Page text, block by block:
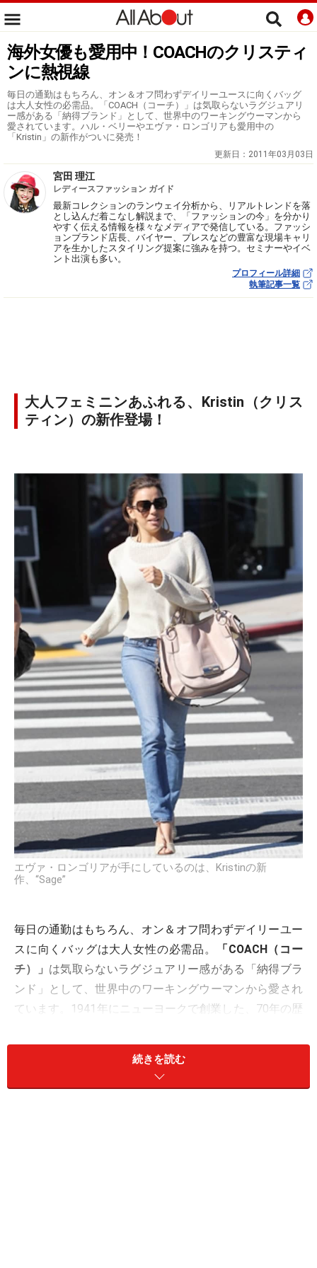
海外女優も愛用中！COACHのクリスティ
ンに熱視線
毎日の通勤はもちろん、オン＆オフ問わずデイリーユースに向くバッグ
は大人女性の必需品。「COACH（コーチ）」は気取らないラグジュアリ
ー感がある「納得ブランド」として、世界中のワーキングウーマンから
愛されています。ハル・ベリーやエヴァ・ロンゴリアも愛用中の
「Kristin」の新作がついに発売！
更新日： 2011年03月03日
宮田 理江
レディースファッション ガイド
最新コレクションのランウェイ分析から、リアルトレンドを落
とし込んだ着こなし解説まで、「ファッションの今」を分かり
やすく伝える情報を様々なメディアで発信している。ファッシ
ョンブランド店長、バイヤー、プレスなどの豊富な現場キャリ
アを生かしたスタイリング提案に強みを持つ。セミナーやイベ
ント出演も多い。
プロフィール詳細
執筆記事一覧
大人フェミニンあふれる、Kristin（クリス
ティン）の新作登場！
エヴァ・ロンゴリアが手にしているのは、Kristinの新
作、“Sage”
毎日の通勤はもちろん、オン＆オフ問わずデイリーユー
スに向くバッグは大人女性の必需品。
「COACH（コー
チ）」 は気取らないラグジュアリー感がある「納得ブラ
ンド」として、世界中のワーキングウーマンから愛され
ています。1941年にニューヨークで創業した、70年の歴
トマンシップ（職人気質）でも知られています。
続きを読む